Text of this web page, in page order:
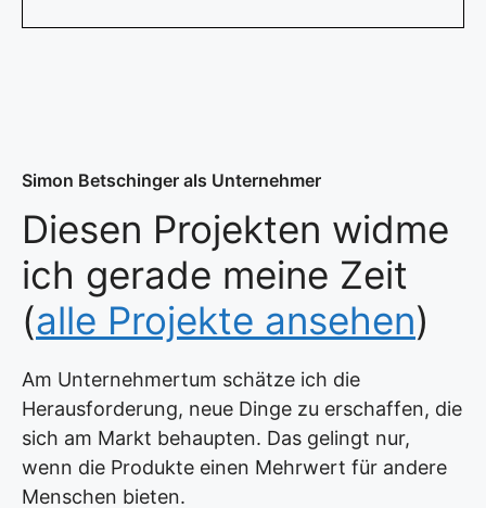
Simon Betschinger als Unternehmer
Diesen Projekten widme
ich gerade meine Zeit
(alle Projekte ansehen)
Am Unternehmertum schätze ich die
Herausforderung, neue Dinge zu erschaffen, die
sich am Markt behaupten. Das gelingt nur,
wenn die Produkte einen Mehrwert für andere
Menschen bieten.